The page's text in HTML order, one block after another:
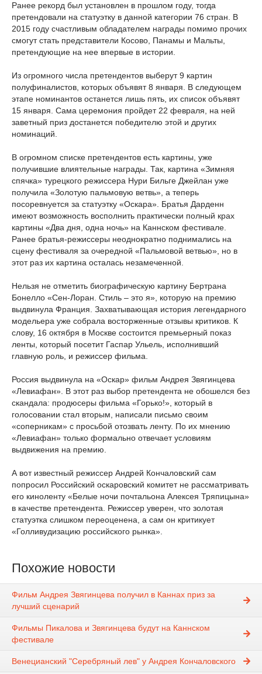
Ранее рекорд был установлен в прошлом году, тогда
претендовали на статуэтку в данной категории 76 стран. В
2015 году счастливым обладателем награды помимо прочих
смогут стать представители Косово, Панамы и Мальты,
претендующие на нее впервые в истории.
Из огромного числа претендентов выберут 9 картин
полуфиналистов, которых объявят 8 января. В следующем
этапе номинантов останется лишь пять, их список объявят
15 января. Сама церемония пройдет 22 февраля, на ней
заветный приз достанется победителю этой и других
номинаций.
В огромном списке претендентов есть картины, уже
получившие влиятельные награды. Так, картина «Зимняя
спячка» турецкого режиссера Нури Бильге Джейлан уже
получила «Золотую пальмовую ветвь», а теперь
посоревнуется за статуэтку «Оскара». Братья Дарденн
имеют возможность восполнить практически полный крах
картины «Два дня, одна ночь» на Каннском фестивале.
Ранее братья-режиссеры неоднократно поднимались на
сцену фестиваля за очередной «Пальмовой ветвью», но в
этот раз их картина осталась незамеченной.
Нельзя не отметить биографическую картину Бертрана
Бонелло «Сен-Лоран. Стиль – это я», которую на премию
выдвинула Франция. Захватывающая история легендарного
модельера уже собрала восторженные отзывы критиков. К
слову, 16 октября в Москве состоится премьерный показ
ленты, который посетит Гаспар Ульель, исполнивший
главную роль, и режиссер фильма.
Россия выдвинула на «Оскар» фильм Андрея Звягинцева
«Левиафан». В этот раз выбор претендента не обошелся без
скандала: продюсеры фильма «Горько!», который в
голосовании стал вторым, написали письмо своим
«соперникам» с просьбой отозвать ленту. По их мнению
«Левиафан» только формально отвечает условиям
выдвижения на премию.
А вот известный режиссер Андрей Кончаловский сам
попросил Российский оскаровский комитет не рассматривать
его киноленту «Белые ночи почтальона Алексея Тряпицына»
в качестве претендента. Режиссер уверен, что золотая
статуэтка слишком переоценена, а сам он критикует
«Голливудизацию российского рынка».
Похожие новости
Фильм Андрея Звягинцева получил в Каннах приз за
лучший сценарий
Фильмы Пикалова и Звягинцева будут на Каннском
фестивале
Венецианский "Серебряный лев" у Андрея Кончаловского